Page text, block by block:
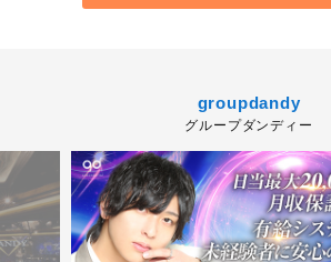
groupdandy
グループダンディー